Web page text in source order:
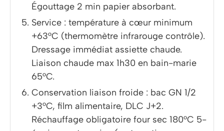
Égouttage 2 min papier absorbant.
Service : température à cœur minimum
+63°C (thermomètre infrarouge contrôle).
Dressage immédiat assiette chaude.
Liaison chaude max 1h30 en bain-marie
65°C.
Conservation liaison froide : bac GN 1/2
+3°C, film alimentaire, DLC J+2.
Réchauffage obligatoire four sec 180°C 5-